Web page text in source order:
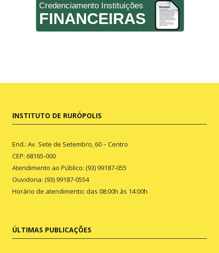
Credenciamento Instituições
FINANCEIRAS
INSTITUTO DE RURÓPOLIS
End.: Av. Sete de Setembro, 60 – Centro
CEP: 68165-000
Atendimento ao Público: (93) 99187-055
Ouvidoria: (93) 99187-0554
Horário de atendimento: das 08:00h às 14:00h
ÚLTIMAS PUBLICAÇÕES